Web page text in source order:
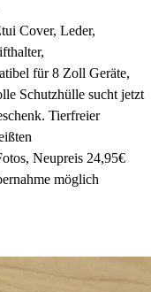
Cover, Leder,
für 8 Zoll Geräte,
Schutzhülle sucht jetzt
Tierfreier
Neupreis 24,95€
möglich